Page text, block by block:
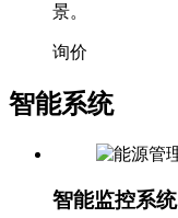
景。
询价
智能系统
智能监控系统